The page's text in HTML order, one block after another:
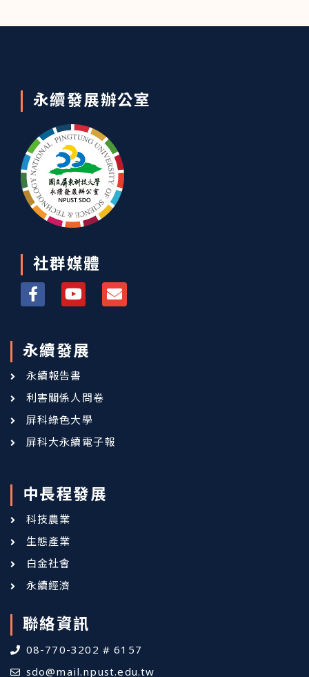
永續發展辦公室
社群媒體
永續發展
永續報告書
利害關係人問卷
屏科綠色大學
屏科大永續電子報
中長程發展
科技農業
生態產業
白金社會
永續經濟
聯絡資訊
08-770-3202 # 6157
sdo@mail.npust.edu.tw